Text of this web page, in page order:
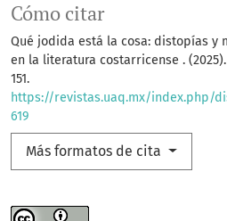
Cómo citar
Qué jodida está la cosa: distopías y
en la literatura costarricense . (2025).
151.
https://revistas.uaq.mx/index.php/
619
Más formatos de cita